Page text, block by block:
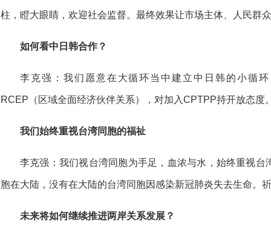
柱，瞪大眼睛，欢迎社会监督。最终效果让市场主体、人民群
如何看中日韩合作？
李克强：我们愿意在大循环当中建立中日韩的小循
RCEP（区域全面经济伙伴关系），对加入CPTPP持开放态度
我们始终重视台湾同胞的福祉
李克强：我们视台湾同胞为手足，血浓与水，始终重视
胞在大陆，没有在大陆的台湾同胞因感染新冠肺炎失去生命。
未来将如何继续推进两岸关系发展？